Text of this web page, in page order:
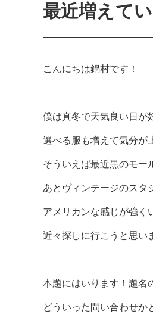
最近増えて
こんにちは鍋村です！
僕は真冬で天気良い日が
選べる服も増えて気分が
そういえば最近黒のモー
あとヴィンテージのスタ
アメリカンな感じが強く
近々探しに行こうと思い
本題にはいります！題名
どういった問い合わせか